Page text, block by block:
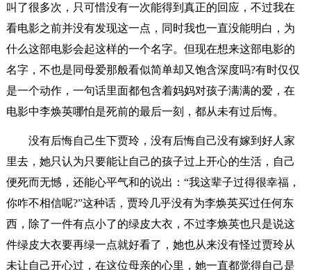
叫了很多次，只可惜没有一次能得到真正的回应，不过我在
看电影之前并没有发现这一点，同时我也一直没能明白，为
什么这部电影会起这样的一个名字。但现在想来这部电影的
名字，不也是同母爱那般看似简单却又饱含深度吗?有时仅仅
是一个动作，一句话里面都包含着妈妈对孩子满满的爱，在
电影中李焕英哪怕是死前的最后一刻，都从未有过后悔。
没有后悔自己生下贾玲，没有后悔自己没有嫁到好人家
里去，她只认为只要能让自己的孩子过上开心的生活，自己
便死而无憾，还能心平气和的说出：“我这辈子过得很幸福，
你咋不相信呢?”这种话，贾玲几乎没有为李焕英买过任何东
西，除了一件有点小了的绿皮大衣，不过李焕英也只是说这
件绿皮大衣要再绿一点就好看了，她也从来没有怪过贾玲从
未让自己开心过，在这位母亲的心里，她一直都觉得自己是